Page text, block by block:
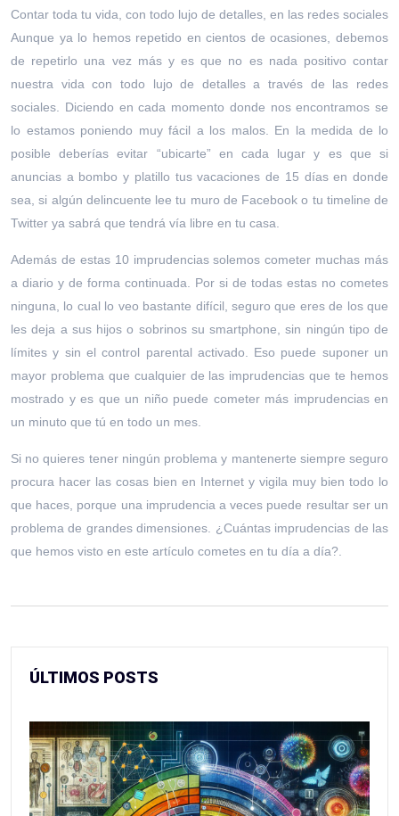
Contar toda tu vida, con todo lujo de detalles, en las redes sociales
Aunque ya lo hemos repetido en cientos de ocasiones, debemos
de repetirlo una vez más y es que no es nada positivo contar
nuestra vida con todo lujo de detalles a través de las redes
sociales. Diciendo en cada momento donde nos encontramos se
lo estamos poniendo muy fácil a los malos. En la medida de lo
posible deberías evitar “ubicarte” en cada lugar y es que si
anuncias a bombo y platillo tus vacaciones de 15 días en donde
sea, si algún delincuente lee tu muro de Facebook o tu timeline de
Twitter ya sabrá que tendrá vía libre en tu casa.
Además de estas 10 imprudencias solemos cometer muchas más
a diario y de forma continuada. Por si de todas estas no cometes
ninguna, lo cual lo veo bastante difícil, seguro que eres de los que
les deja a sus hijos o sobrinos su smartphone, sin ningún tipo de
límites y sin el control parental activado. Eso puede suponer un
mayor problema que cualquier de las imprudencias que te hemos
mostrado y es que un niño puede cometer más imprudencias en
un minuto que tú en todo un mes.
Si no quieres tener ningún problema y mantenerte siempre seguro
procura hacer las cosas bien en Internet y vigila muy bien todo lo
que haces, porque una imprudencia a veces puede resultar ser un
problema de grandes dimensiones. ¿Cuántas imprudencias de las
que hemos visto en este artículo cometes en tu día a día?.
ÚLTIMOS POSTS